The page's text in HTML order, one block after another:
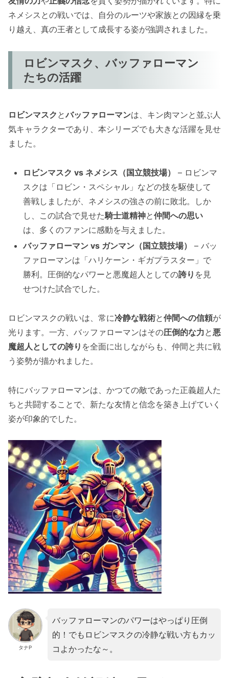
ネメシスとの戦いでは、自分のルーツや家族との因縁を乗
り越え、真の王者として成長する姿が強調されました。
ロビンマスク、バッファローマン
たちの活躍
ロビンマスク とバッファローマンは、キン肉マンと並ぶ人
気キャラクターであり、本シリーズでも大きな活躍を見せ
ました。
ロビンマスク vs ネメシス（国立競技場）
– ロビンマ
スクは「ロビン・スペシャル」などの技を駆使して
善戦しましたが、ネメシスの強さの前に敗北。しか
し、この試合で見せた騎士道精神と仲間への思い
は、多くのファンに感動を与えました。
バッファローマン vs ガンマン（国立競技場）
– バッ
ファローマンは「ハリケーン・ギガプラスター」で
勝利。圧倒的なパワーと悪魔超人としての誇り を見
せつけた試合でした。
ロビンマスクの戦いは、常に冷静な戦術と仲間への信頼が
光ります。一方、バッファローマンはその圧倒的な力と 悪
魔超人としての誇り を全面に出しながらも、仲間と共に戦
う姿勢が描かれました。
特にバッファローマンは、かつての敵であった正義超人た
ちと共闘することで、新たな友情と信念を築き上げていく
姿が印象的でした。
タナP
バッファローマンのパワーはやっぱり圧倒
的！でもロビンマスクの冷静な戦い方もカッ
コよかったな～。